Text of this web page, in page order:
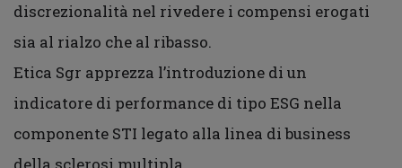
discrezionalità nel rivedere i compensi erogati
sia al rialzo che al ribasso.
Etica Sgr apprezza l’introduzione di un
indicatore di performance di tipo ESG nella
componente STI legato alla linea di business